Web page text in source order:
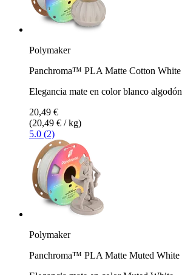
Polymaker
Panchroma™ PLA Matte Cotton White
Elegancia mate en color blanco algodón
20,49 €
(20,49 € / kg)
5.0 (2)
Polymaker
Panchroma™ PLA Matte Muted White